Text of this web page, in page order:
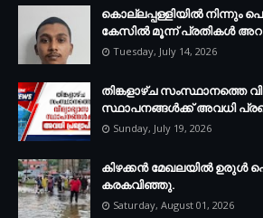
കൊല്ലപ്പള്ളിയില്‍ നിന്നും
കേസില്‍ മൂന്ന് പ്രതികള്‍
Tuesday, July 14, 2026
തിങ്കളാഴ്ച സംസ്ഥാനത്തെ
സ്ഥാപനങ്ങള്‍ക്ക് അവധി
Sunday, July 19, 2026
കിഴക്കന്‍ മേഖലയില്‍ ഉരുള്‍
കരകവിഞ്ഞു.
Saturday, August 01, 2026